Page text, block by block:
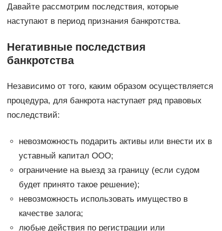
Давайте рассмотрим последствия, которые
наступают в период признания банкротства.
Негативные последствия
банкротства
Независимо от того, каким образом осуществляется
процедура, для банкрота наступает ряд правовых
последствий:
невозможность подарить активы или внести их в
уставный капитал ООО;
ограничение на выезд за границу (если судом
будет принято такое решение);
невозможность использовать имущество в
качестве залога;
любые действия по регистрации или